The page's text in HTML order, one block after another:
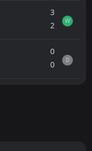
3
2
W
0
0
D